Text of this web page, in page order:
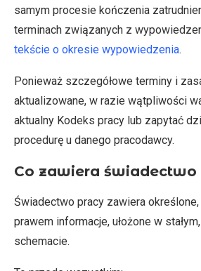
samym procesie kończenia
terminach związanych z
tekście o okresie wypowiedzenia.
Ponieważ szczegółowe terminy i
aktualizowane, w razie wątpliwości
aktualny Kodeks pracy lub zapytać
procedurę u danego pracodawcy.
Co zawiera świadectwo
Świadectwo pracy zawiera
prawem informacje, ułożone w
schemacie.